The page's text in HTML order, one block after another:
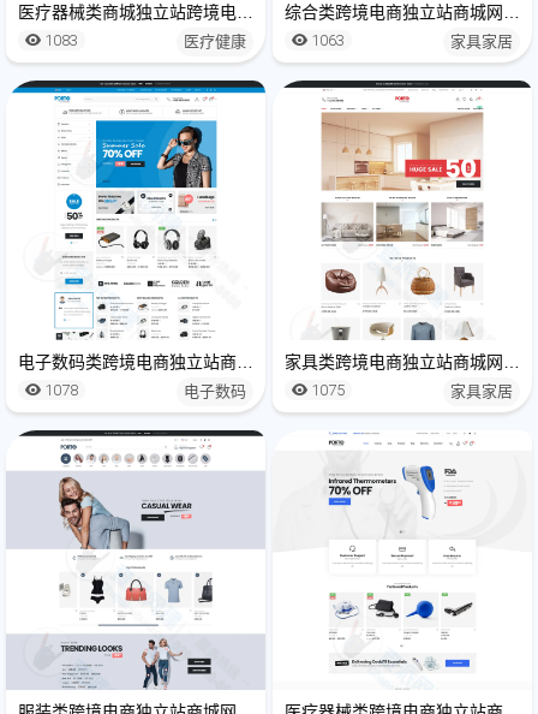
医疗健康
1083 家具家居
1063
电子数码
1078 家具家居
1075